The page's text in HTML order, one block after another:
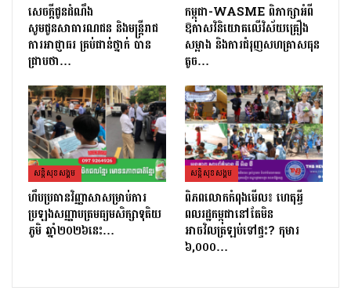
សេចក្ដីជូនដំណឹង
សូមជូនសាធារណជន និងមន្ត្រីរាជ
ការអាជ្ញាធរ គ្រប់ជាន់ថ្នាក់ បាន
ជ្រាបថា…
កម្ពុជា-WASME ពិភាក្សាអំពី
ឱកាសវិនិយោគលើវិស័យគ្រឿង
សម្អាង និងការជំរុញសហគ្រាសធុន
តូច…
សន្តិសុខសង្គម
ហឹបប្រធានវិញ្ញាសាសម្រាប់ការ
ប្រឡងសញ្ញាបត្រ​មធ្យមសិក្សាទុតិយ
ភូមិ ឆ្នាំ២០២៦នេះ…
សន្តិសុខសង្គម
ពិភពលោកកំពុងមើល៖ ហេតុអ្វី
ពលរដ្ឋកម្ពុជានៅតែមិន
អាចវិលត្រឡប់ទៅផ្ទះ? កុមារ
៦,០០០…